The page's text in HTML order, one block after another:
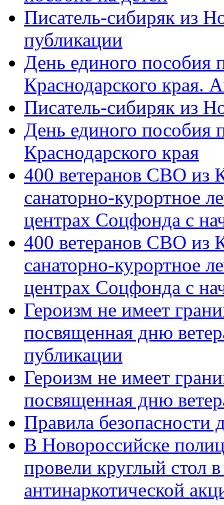
Писатель-сибиряк из
публикации
День единого пособия
Краснодарского края.
Писатель-сибиряк из
День единого пособия
Краснодарского края
400 ветеранов СВО из
санаторно-курортное
центрах Соцфонда с
400 ветеранов СВО из
санаторно-курортное
центрах Соцфонда с
Героизм не имеет
посвященная дню
публикации
Героизм не имеет
посвященная дню
Правила безопасности
В Новороссийске
провели круглый стол
антинаркотической